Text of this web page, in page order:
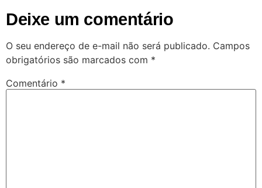
Deixe um comentário
O seu endereço de e-mail não será publicado. Campos
obrigatórios são marcados com *
Comentário *